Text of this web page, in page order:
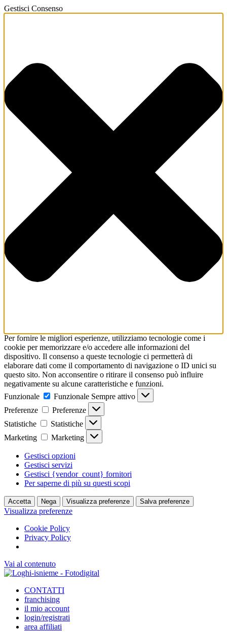
Gestisci Consenso
Per fornire le migliori esperienze, utilizziamo tecnologie come i
cookie per memorizzare e/o accedere alle informazioni del
dispositivo. Il consenso a queste tecnologie ci permetterà di
elaborare dati come il comportamento di navigazione o ID unici su
questo sito. Non acconsentire o ritirare il consenso può influire
negativamente su alcune caratteristiche e funzioni.
Funzionale
Funzionale Sempre attivo
Preferenze
Preferenze
Statistiche
Statistiche
Marketing
Marketing
Gestisci opzioni
Gestisci servizi
Gestisci {vendor_count} fornitori
Per saperne di più su questi scopi
Accetta Nega Visualizza preferenze Salva preferenze
Visualizza preferenze
Cookie Policy
Privacy Policy
Vai al contenuto
CONTATTI
franchising
il mio account
login/registrati
area affiliati